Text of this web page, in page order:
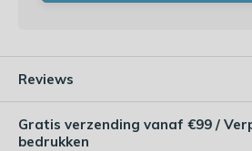
Reviews
Gratis verzending vanaf €99 /
bedrukken